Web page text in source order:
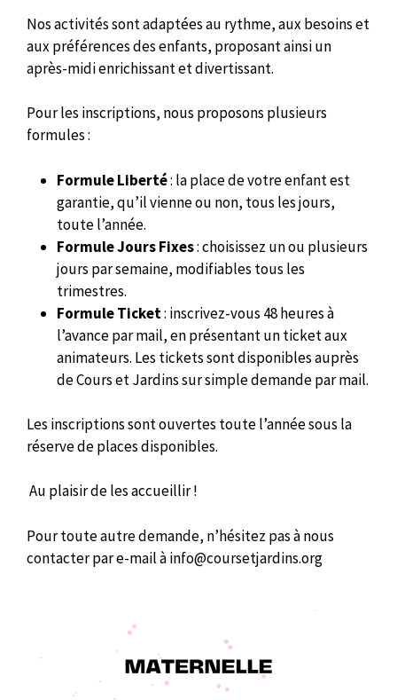
Nos activités sont adaptées au rythme, aux besoins et
aux préférences des enfants, proposant ainsi un
après-midi enrichissant et divertissant.
Pour les inscriptions, nous proposons plusieurs
formules :
Formule Liberté: la place de votre enfant est
garantie, qu’il vienne ou non, tous les jours,
toute l’année.
Formule Jours Fixes: choisissez un ou plusieurs
jours par semaine, modifiables tous les
trimestres.
Formule Ticket: inscrivez-vous 48 heures à
l’avance par mail, en présentant un ticket aux
animateurs. Les tickets sont disponibles auprès
de Cours et Jardins sur simple demande par mail.
Les inscriptions sont ouvertes toute l’année sous la
réserve de places disponibles.
Au plaisir de les accueillir !
Pour toute autre demande, n’hésitez pas à nous
contacter par e-mail à info@coursetjardins.org